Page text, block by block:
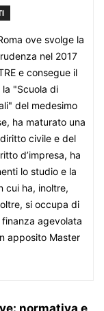
ove svolge la
nel 2017
e consegue il
"Scuola di
del medesimo
ha maturato una
civile e del
d’impresa, ha
lo studio e la
cui ha, inoltre,
si occupa di
agevolata
apposito Master
normativa e